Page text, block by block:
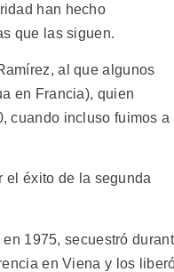
han hecho
que las siguen.
al que algunos
en Francia), quien
cuando incluso fuimos a
el éxito de la segunda
1975, secuestró
en Viena y los